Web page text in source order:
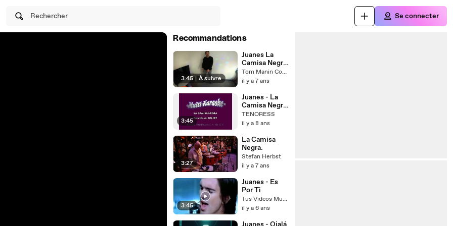
Rechercher Se connecter
Recommandations
3:45 | À suivre
Juanes La
Camisa Negra
cover Tom
Manin
Tom Manin Cover
il y a 7 ans
3:45
Juanes - La
Camisa Negra
(Karaoke)
TENORESS
il y a 8 ans
3:27
La Camisa
Negra.
Stefan Herbst
il y a 7 ans
3:45
Juanes - Es
Por Ti
Tus Videos Musicales
il y a 6 ans